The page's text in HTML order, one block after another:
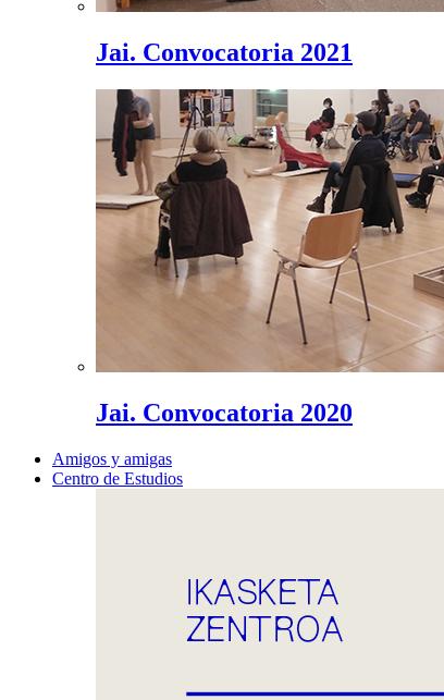
Jai. Convocatoria 2021
Jai. Convocatoria 2020
Amigos y amigas
Centro de Estudios